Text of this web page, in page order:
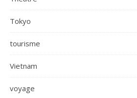
Tokyo
tourisme
Vietnam
voyage